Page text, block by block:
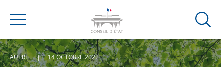
Menu
Ouvrir
de
AUTRE 14 OCTOBRE 2022